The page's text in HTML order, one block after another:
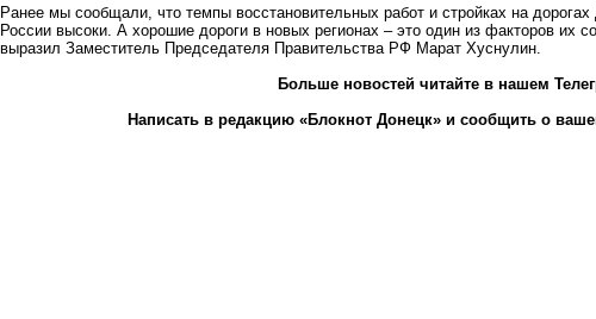
Ранее мы сообщали, что темпы восстановительных работ и стройках на
России высоки. А хорошие дороги в новых регионах – это один из факторов их
выразил Заместитель Председателя Правительства РФ Марат Хуснулин.
Больше новостейчитайте в нашем
Написать в редакцию «Блокнот Донецк» и сообщить о